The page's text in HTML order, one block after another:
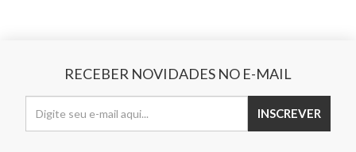
RECEBER NOVIDADES NO E-MAIL